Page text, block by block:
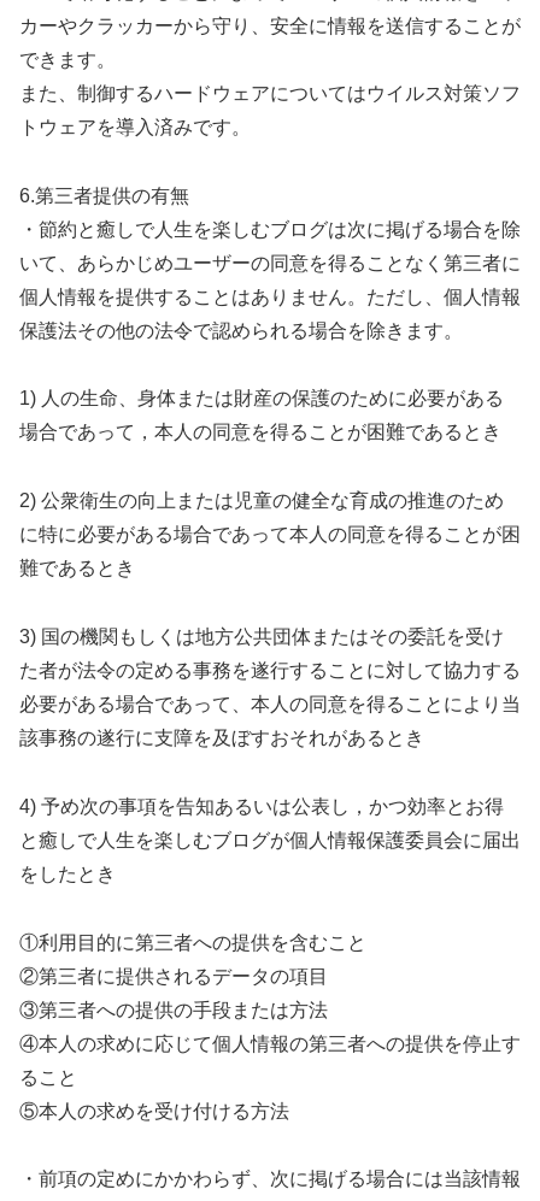
カーやクラッカーから守り、安全に情報を送信することが
できます。
また、制御するハードウェアについてはウイルス対策ソフ
トウェアを導入済みです。
6.第三者提供の有無
・節約と癒しで人生を楽しむブログは次に掲げる場合を除
いて、あらかじめユーザーの同意を得ることなく第三者に
個人情報を提供することはありません。ただし、個人情報
保護法その他の法令で認められる場合を除きます。
1) 人の生命、身体または財産の保護のために必要がある
場合であって，本人の同意を得ることが困難であるとき
2) 公衆衛生の向上または児童の健全な育成の推進のため
に特に必要がある場合であって本人の同意を得ることが困
難であるとき
3) 国の機関もしくは地方公共団体またはその委託を受け
た者が法令の定める事務を遂行することに対して協力する
必要がある場合であって、本人の同意を得ることにより当
該事務の遂行に支障を及ぼすおそれがあるとき
4) 予め次の事項を告知あるいは公表し，かつ効率とお得
と癒しで人生を楽しむブログが個人情報保護委員会に届出
をしたとき
①利用目的に第三者への提供を含むこと
②第三者に提供されるデータの項目
③第三者への提供の手段または方法
④本人の求めに応じて個人情報の第三者への提供を停止す
ること
⑤本人の求めを受け付ける方法
・前項の定めにかかわらず、次に掲げる場合には当該情報